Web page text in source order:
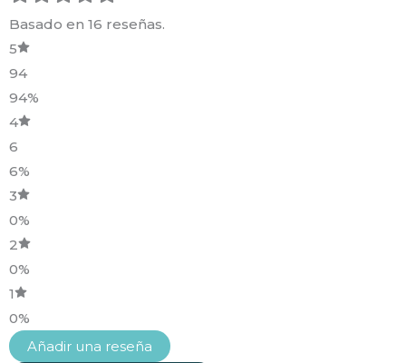
Basado en 16 reseñas.
5
94
94%
4
6
6%
3
0%
2
0%
1
0%
Añadir una reseña